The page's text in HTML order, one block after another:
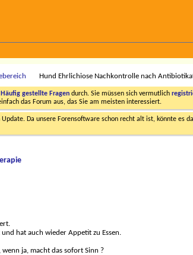
Hund Ehrlichiose Nachkontrolle nach
gestellte Fragen durch. Sie müssen sich vermutlich
das Forum aus, das Sie am meisten interessiert.
Da unsere Forensoftware schon recht alt ist, könnte
hat auch wieder Appetit zu Essen.
ja, macht das sofort Sinn ?